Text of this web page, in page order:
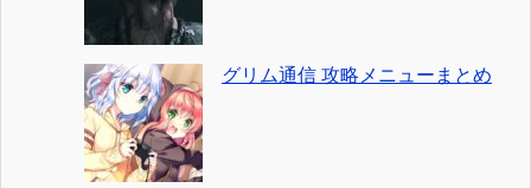
グリム通信 攻略メニューまとめ